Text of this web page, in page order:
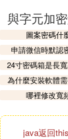
對稱加密：加
非對稱加密：
S傳輸數據
hashlib主要提
合到了一起，
84, sha512等
注意：hashlib
直接加密字元
有兩種方式可
與字元加
圖案密碼什
申請微信時默認
24寸密碼箱是長
為什麼安裝軟體
哪裡修改寬
java返回this